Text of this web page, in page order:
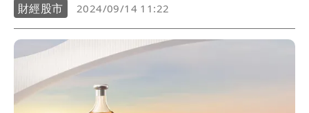
財經股市 2024/09/14 11:22